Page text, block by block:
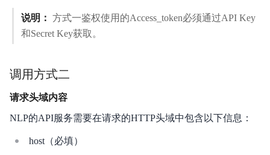
说明： 方式一鉴权使用的Access_token必须通过API Key
和Secret Key获取。
调用方式二
请求头域内容
NLP的API服务需要在请求的HTTP头域中包含以下信息：
host（必填）